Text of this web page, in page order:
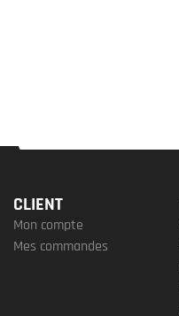
CLIENT
Mon compte
Mes commandes